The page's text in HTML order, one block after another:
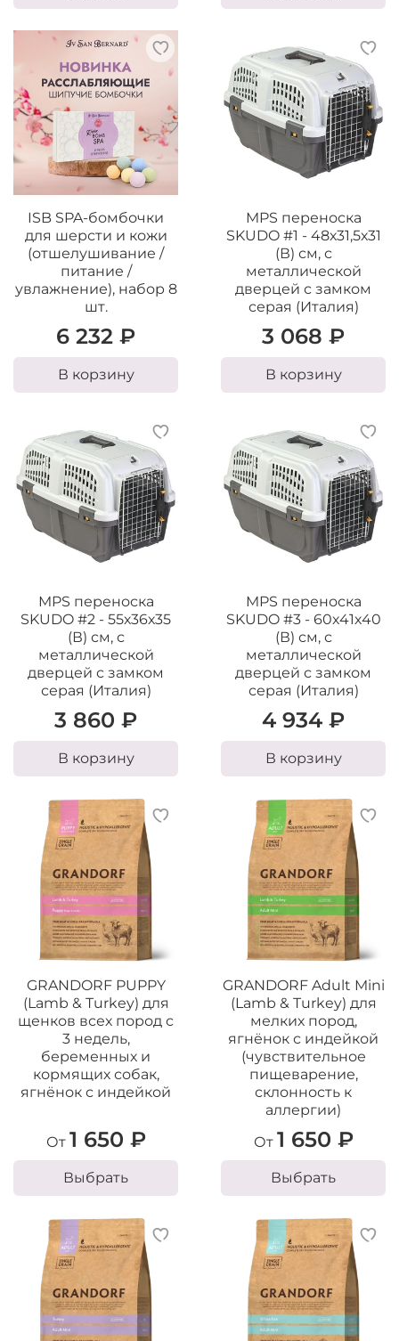
ISB SPA-бомбочки
для шерсти и кожи
(отшелушивание /
питание /
увлажнение), набор 8
шт.
6 232 ₽
В корзину
MPS переноска
SKUDO #1 - 48х31,5х31
(В) см, с
металлической
дверцей с замком
серая (Италия)
3 068 ₽
В корзину
MPS переноска
SKUDO #2 - 55х36х35
(В) см, с
металлической
дверцей с замком
серая (Италия)
3 860 ₽
В корзину
MPS переноска
SKUDO #3 - 60х41х40
(В) см, с
металлической
дверцей с замком
серая (Италия)
4 934 ₽
В корзину
GRANDORF PUPPY
(Lamb & Turkey) для
щенков всех пород с
3 недель,
беременных и
кормящих собак,
ягнёнок с индейкой
От 1 650 ₽
Выбрать
GRANDORF Adult Mini
(Lamb & Turkey) для
мелких пород,
ягнёнок с индейкой
(чувствительное
пищеварение,
склонность к
аллергии)
От 1 650 ₽
Выбрать